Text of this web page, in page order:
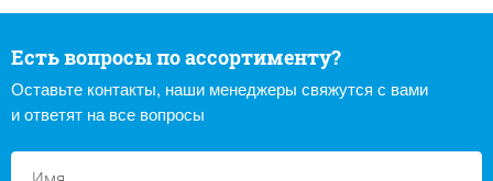
Есть вопросы по ассортименту?
Оставьте контакты, наши менеджеры свяжутся с вами
и ответят на все вопросы